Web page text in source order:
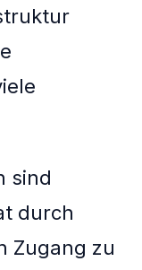
sind
durch
Zugang zu